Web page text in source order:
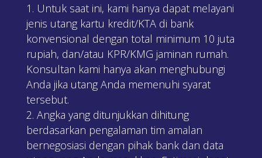
Untuk saat ini, kami hanya dapat melayani
jenis utang kartu kredit/KTA di bank
konvensional dengan total minimum 10 juta
rupiah, dan/atau KPR/KMG jaminan rumah.
Konsultan kami hanya akan menghubungi
Anda jika utang Anda memenuhi syarat
tersebut.
Angka yang ditunjukkan dihitung
berdasarkan pengalaman tim amalan
bernegosiasi dengan pihak bank dan data